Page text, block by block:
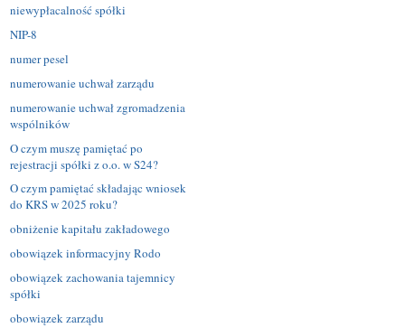
niewypłacalność spółki
NIP-8
numer pesel
numerowanie uchwał zarządu
numerowanie uchwał zgromadzenia
wspólników
O czym muszę pamiętać po
rejestracji spółki z o.o. w S24?
O czym pamiętać składając wniosek
do KRS w 2025 roku?
obniżenie kapitału zakładowego
obowiązek informacyjny Rodo
obowiązek zachowania tajemnicy
spółki
obowiązek zarządu